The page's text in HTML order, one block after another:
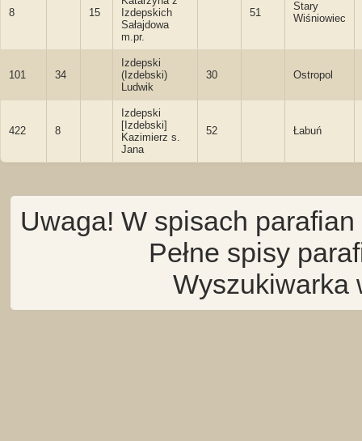
8 15
Izdepskich
Sałajdowa
m.pr.
51
Stary
Wiśniowiec
101 34
Izdepski
(Izdebski)
Ludwik
30 Ostropol
422 8
Izdepski
[Izdebski]
Kazimierz s.
Jana
52 Łabuń
Uwaga! W spisach
Pełne spisy
Wyszukiwarka